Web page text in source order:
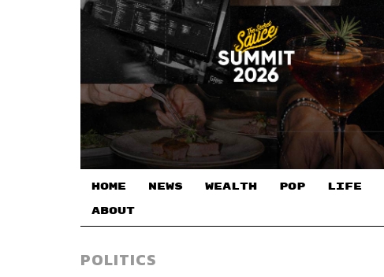
HOME NEWS WEALTH POP LIFE
ABOUT
POLITICS